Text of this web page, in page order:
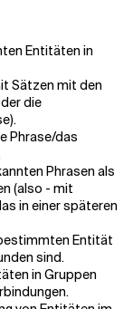
Entitäten in
Sätzen mit den
die
Phrase/das
Phrasen als
(also - mit
in einer späteren
Entität
sind.
in Gruppen